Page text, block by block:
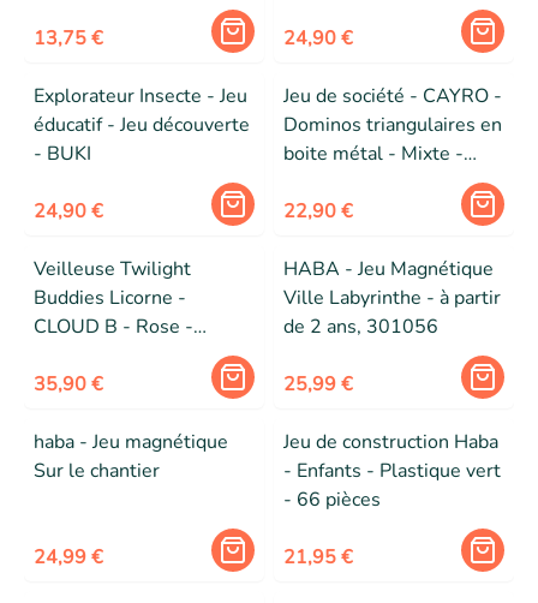
aimantées - dès 3 ans
13,75 € 24,90 €
Explorateur Insecte - Jeu
éducatif - Jeu découverte
- BUKI
24,90 €
Jeu de société - CAYRO -
Dominos triangulaires en
boite métal - Mixte -
Beige - A partir de 3 ans
22,90 €
Veilleuse Twilight
Buddies Licorne -
CLOUD B - Rose -
Projette un ciel étoilé -
Dès la naissance
35,90 €
HABA - Jeu Magnétique
Ville Labyrinthe - à partir
de 2 ans, 301056
25,99 €
haba - Jeu magnétique
Sur le chantier
24,99 €
Jeu de construction Haba
- Enfants - Plastique vert
- 66 pièces
21,95 €